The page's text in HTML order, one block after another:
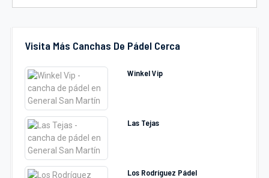
Visita Más Canchas De Pádel Cerca
Winkel Vip
Las Tejas
Los Rodríguez Pádel